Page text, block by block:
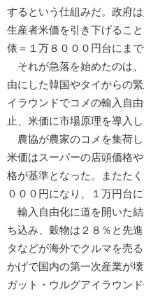
するという仕組みだ。政府
生産者米価を引き下げるこ
俵＝１万８０００円台にまで
それが急落を始めたのは
由にした韓国やタイからの
イラウンドでコメの輸入自
止、米価に市場原理を導入し
農協が農家のコメを集荷し
米価はスーパーの店頭価格
格が基準となった。またた
０００円になり、１万円台に
輸入自由化に道を開いた
ち込み、穀物は２８％と先
タなどが海外でクルマを売
かげで国内の第一次産業が
ガット・ウルグアイラウン